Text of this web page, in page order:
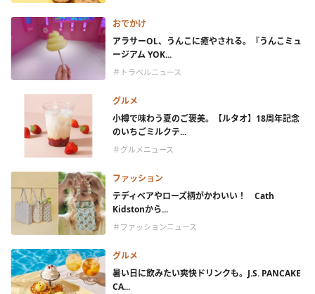
おでかけ
アラサーOL、うんこに癒やされる。『うんこミュ
ージアム YOK...
＃トラベルニュース
グルメ
小樽で味わう夏のご褒美。【ルタオ】18周年記念
のいちごミルクテ...
＃グルメニュース
ファッション
テディベアやローズ柄がかわいい！ Cath
Kidstonから...
＃ファッションニュース
グルメ
暑い日に飲みたい爽快ドリンクも。J.S. PANCAKE
CA...